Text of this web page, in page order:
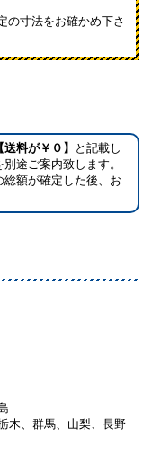
の寸法をお確かめ下さ
【送料が￥０】
と記載し
途ご案内致します。
額が確定した後、お
木、群馬、山梨、長野